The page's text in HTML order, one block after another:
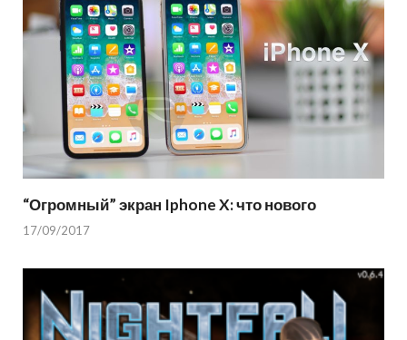
“Огромный” экран Iphone X: что нового
17/09/2017